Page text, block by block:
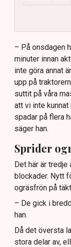
Rickard
stort
Dialogpolisen
aktivisternas
Frågor
– På onsdagen
minuter innan
inte göra annat
upp på
suttit på våra
att vi inte
spadar på flera
säger han.
Sprider
Det här är
blockader. Nytt
ogräsfrön på
– De gick i
han.
Då det översta
stora delar av,